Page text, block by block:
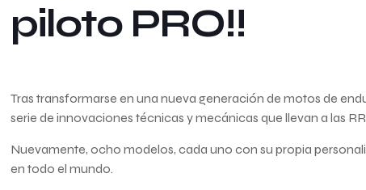
piloto PRO!!
Tras transformarse en una nueva generación de motos de
serie de innovaciones técnicas y mecánicas que llevan a las
Nuevamente, ocho modelos, cada uno con su propia
en todo el mundo.